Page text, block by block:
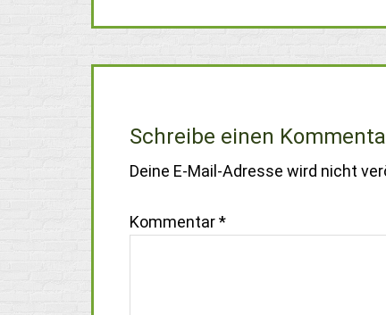
Schreibe einen
Deine E-Mail-Adresse wird nicht
Kommentar*